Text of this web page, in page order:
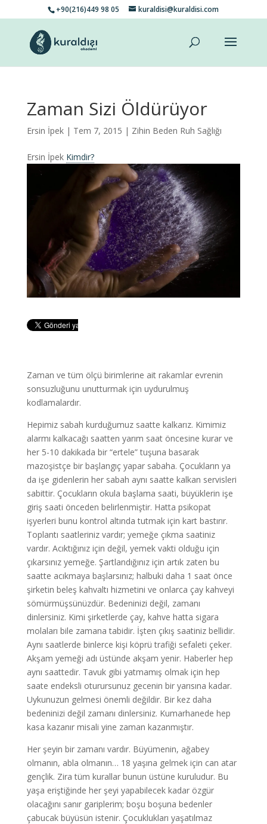
+90(216)449 98 05 kuraldisi@kuraldisi.com
Zaman Sizi Öldürüyor
Ersin İpek| Tem 7, 2015 | Zihin Beden Ruh Sağlığı
Ersin İpek Kimdir?
Zaman ve tüm ölçü birimlerine ait rakamlar evrenin
sonsuzluğunu unutturmak için uydurulmuş
kodlamalardır.
Hepimiz sabah kurduğumuz saatte kalkarız. Kimimiz
alarmı kalkacağı saatten yarım saat öncesine kurar ve
her 5-10 dakikada bir “ertele” tuşuna basarak
mazoşistçe bir başlangıç yapar sabaha. Çocukların ya
da işe gidenlerin her sabah aynı saatte kalkan servisleri
sabittir. Çocukların okula başlama saati, büyüklerin işe
giriş saati önceden belirlenmiştir. Hatta psikopat
işyerleri bunu kontrol altında tutmak için kart bastırır.
Toplantı saatleriniz vardır; yemeğe çıkma saatiniz
vardır. Acıktığınız için değil, yemek vakti olduğu için
çıkarsınız yemeğe. Şartlandığınız için artık zaten bu
saatte acıkmaya başlarsınız; halbuki daha 1 saat önce
şirketin beleş kahvaltı hizmetini ve onlarca çay kahveyi
sömürmüşsünüzdür. Bedeninizi değil, zamanı
dinlersiniz. Kimi şirketlerde çay, kahve hatta sigara
molaları bile zamana tabidir. İşten çıkış saatiniz bellidir.
Aynı saatlerde binlerce kişi köprü trafiği sefaleti çeker.
Akşam yemeği adı üstünde akşam yenir. Haberler hep
aynı saattedir. Tavuk gibi yatmamış olmak için hep
saate endeksli oturursunuz gecenin bir yarısına kadar.
Uykunuzun gelmesi önemli değildir. Bir kez daha
bedeninizi değil zamanı dinlersiniz. Kumarhanede hep
kasa kazanır misali yine zaman kazanmıştır.
Her şeyin bir zamanı vardır. Büyümenin, ağabey
olmanın, abla olmanın… 18 yaşına gelmek için can atar
gençlik. Zira tüm kurallar bunun üstüne kuruludur. Bu
yaşa eriştiğinde her şeyi yapabilecek kadar özgür
olacağını sanır gariplerim; boşu boşuna bedenler
çabucak büyüsün istenir. Çocuklukları yaşatılmaz